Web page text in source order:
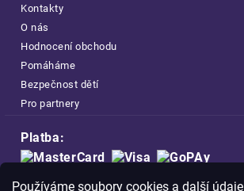
Používáme soubory cookies a další
Kontakty
O nás
Hodnocení obchodu
Pomáháme
Bezpečnost dětí
Pro partnery
Platba:
Doprava: